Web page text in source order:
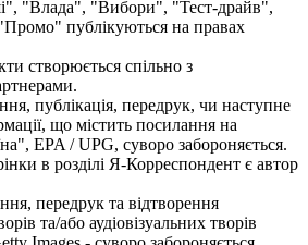
"Влада", "Вибори", "Тест-драйв",
публікуються на правах
створюється спільно з
публікація, передрук, чи наступне
що містить посилання на
EPA / UPG, суворо забороняється.
в розділі Я-Корреспондент є автор
передрук та відтворення
та/або аудіовізуальних творів